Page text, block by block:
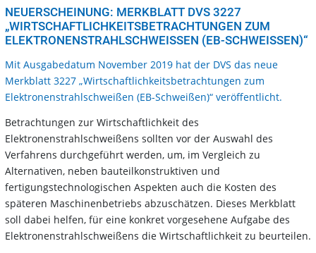
NEUERSCHEINUNG: MERKBLATT DVS 3227
„WIRTSCHAFTLICHKEITSBETRACHTUNGEN ZUM
ELEKTRONENSTRAHLSCHWEISSEN (EB-SCHWEISSEN)“
Mit Ausgabedatum November 2019 hat der DVS das neue
Merkblatt 3227 „Wirtschaftlichkeitsbetrachtungen zum
Elektronenstrahlschweißen (EB-Schweißen)“ veröffentlicht.
Betrachtungen zur Wirtschaftlichkeit des
Elektronenstrahlschweißens sollten vor der Auswahl des
Verfahrens durchgeführt werden, um, im Vergleich zu
Alternativen, neben bauteilkonstruktiven und
fertigungstechnologischen Aspekten auch die Kosten des
späteren Maschinenbetriebs abzuschätzen. Dieses Merkblatt
soll dabei helfen, für eine konkret vorgesehene Aufgabe des
Elektronenstrahlschweißens die Wirtschaftlichkeit zu beurteilen.